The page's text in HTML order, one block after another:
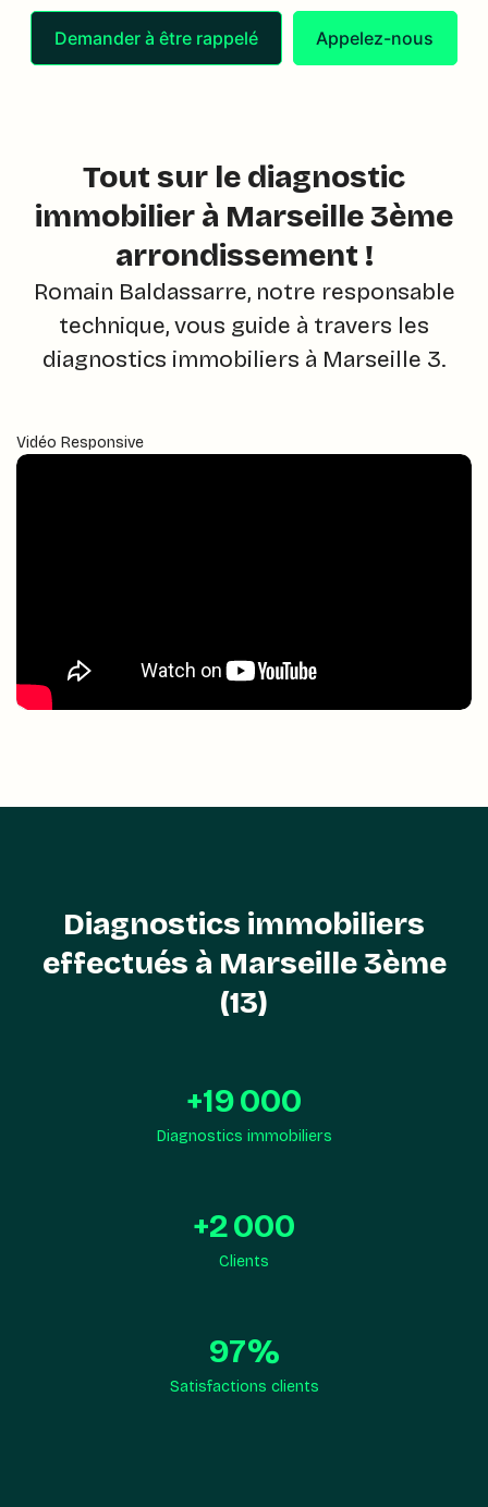
Demander à être rappelé Appelez-nous
Tout sur le diagnostic
immobilier à Marseille 3ème
arrondissement !
Romain Baldassarre, notre responsable
technique, vous guide à travers les
diagnostics immobiliers à Marseille 3.
Vidéo Responsive
Diagnostics immobiliers
effectués à Marseille 3ème
(13)
+19 000
Diagnostics immobiliers
+2 000
Clients
97%
Satisfactions clients